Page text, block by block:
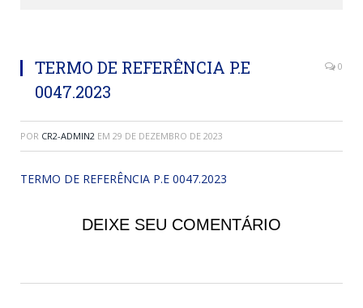
TERMO DE REFERÊNCIA P.E
0047.2023
0
POR CR2-ADMIN2 EM 29 DE DEZEMBRO DE 2023
TERMO DE REFERÊNCIA P.E 0047.2023
DEIXE SEU COMENTÁRIO